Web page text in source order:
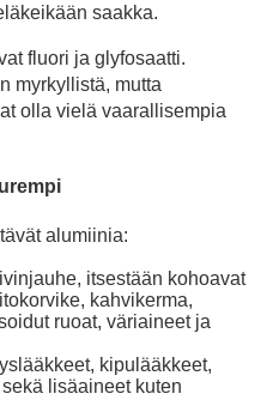
saakka.
fluori ja glyfosaatti.
myrkyllistä, mutta
olla vielä vaarallisempia
alumiinia:
itsestään kohoavat
kahvikerma,
ruoat, väriaineet ja
kipulääkkeet,
lisäaineet kuten